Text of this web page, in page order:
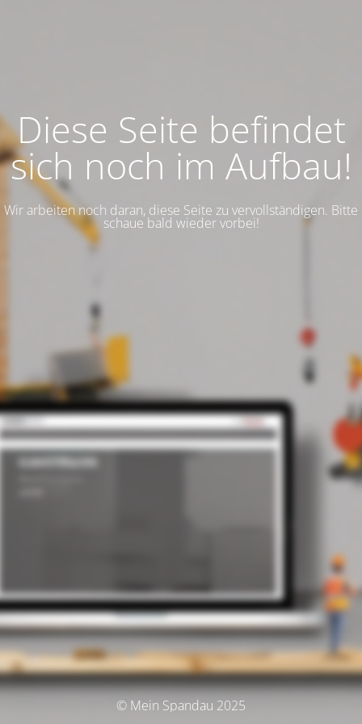
Diese Seite befindet
sich noch im Aufbau!
Wir arbeiten noch daran, diese Seite zu vervollständigen. Bitte
schaue bald wieder vorbei!
© Mein Spandau 2025